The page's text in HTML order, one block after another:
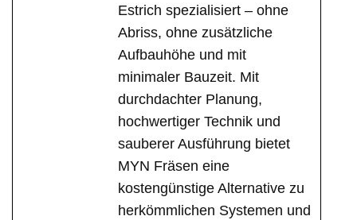
Estrich spezialisiert – ohne
Abriss, ohne zusätzliche
Aufbauhöhe und mit
minimaler Bauzeit. Mit
durchdachter Planung,
hochwertiger Technik und
sauberer Ausführung bietet
MYN Fräsen eine
kostengünstige Alternative zu
herkömmlichen Systemen und